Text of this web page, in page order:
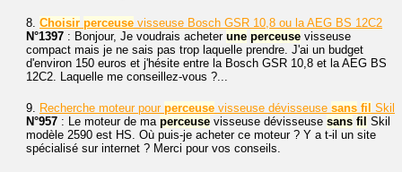
8. Choisir perceuse visseuse Bosch GSR 10,8 ou la AEG BS 12C2
N°1397 : Bonjour, Je voudrais acheter une perceuse visseuse
compact mais je ne sais pas trop laquelle prendre. J'ai un budget
d'environ 150 euros et j'hésite entre la Bosch GSR 10,8 et la AEG BS
12C2. Laquelle me conseillez-vous ?...
9. Recherche moteur pour perceuse visseuse dévisseuse sans fil Skil
N°957 : Le moteur de ma perceuse visseuse dévisseuse sans fil Skil
modèle 2590 est HS. Où puis-je acheter ce moteur ? Y a t-il un site
spécialisé sur internet ? Merci pour vos conseils.